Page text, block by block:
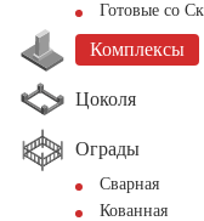
Готовые со
Комплексы
Цоколя
Ограды
Сварная
Кованная